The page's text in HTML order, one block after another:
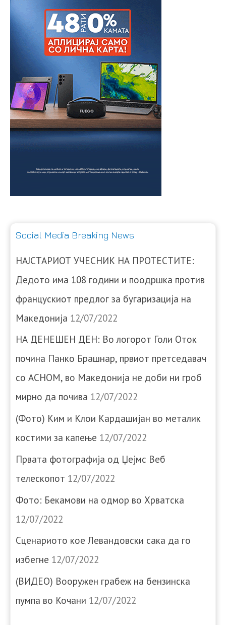
Social Media Breaking News
НАЈСТАРИОТ УЧЕСНИК НА ПРОТЕСТИТЕ:
Дедото има 108 години и поодршка против
францускиот предлог за бугаризација на
Македонија 12/07/2022
НА ДЕНЕШЕН ДЕН: Во логорот Голи Оток
почина Панко Брашнар, првиот претседавач
со АСНОМ, во Македонија не доби ни гроб
мирно да почива 12/07/2022
(Фото) Ким и Клои Кардашијан во металик
костими за капење 12/07/2022
Првата фотографија од Џејмс Веб
телескопот 12/07/2022
Фото: Бекамови на одмор во Хрватска
12/07/2022
Сценариото кое Левандовски сака да го
избегне 12/07/2022
(ВИДЕО) Вооружен грабеж на бензинска
пумпа во Кочани 12/07/2022